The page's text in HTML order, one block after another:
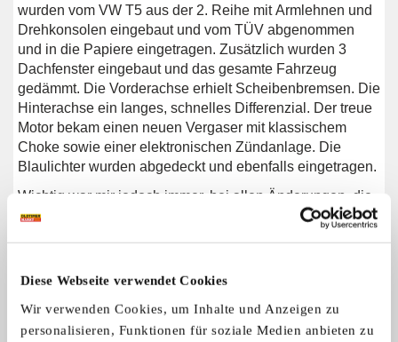
Diese Webseite verwendet Cookies
Wir verwenden Cookies, um Inhalte und Anzeigen zu
personalisieren, Funktionen für soziale Medien anbieten zu
wurden vom VW T5 aus der 2. Reihe mit Armlehnen und
Drehkonsolen eingebaut und vom TÜV abgenommen
und in die Papiere eingetragen. Zusätzlich wurden 3
Dachfenster eingebaut und das gesamte Fahrzeug
gedämmt. Die Vorderachse erhielt Scheibenbremsen. Die
Hinterachse ein langes, schnelles Differenzial. Der treue
Motor bekam einen neuen Vergaser mit klassischem
Choke sowie einer elektronischen Zündanlage. Die
Blaulichter wurden abgedeckt und ebenfalls eingetragen.
Wichtig war mir jedoch immer, bei allen Änderungen, die
Optik der Feuerwehr genau so zu erhalten.
Die Reisen sind fantastisch und gemütlich bis nach
der Menschen am Straßenrand sind garantiert.
Die Anhängerkupplung nimmt gerne den Fahrradträger
auf.